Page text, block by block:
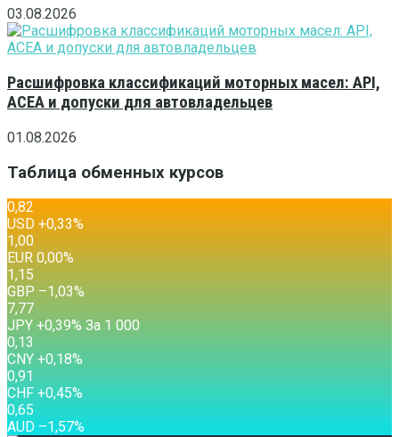
03.08.2026
Расшифровка классификаций моторных масел: API,
ACEA и допуски для автовладельцев
01.08.2026
Таблица обменных курсов
0,82
USD +0,33%
1,00
EUR 0,00%
1,15
GBP –1,03%
7,77
JPY +0,39% За 1 000
0,13
CNY +0,18%
0,91
CHF +0,45%
0,65
AUD –1,57%